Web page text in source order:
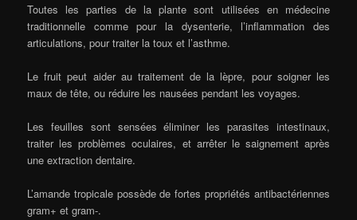
Toutes les parties de la plante sont utilisées en médecine
traditionnelle comme pour la dysenterie, l’inflammation des
articulations, pour traiter la toux et l’asthme.
Le fruit peut aider au traitement de la lèpre, pour soigner les
maux de tête, ou réduire les nausées pendant les voyages.
Les feuilles sont sensées éliminer les parasites intestinaux,
traiter les problèmes oculaires, et arrêter le saignement après
une extraction dentaire.
L’amande tropicale possède de fortes propriétés antibactériennes
gram+ et gram-.